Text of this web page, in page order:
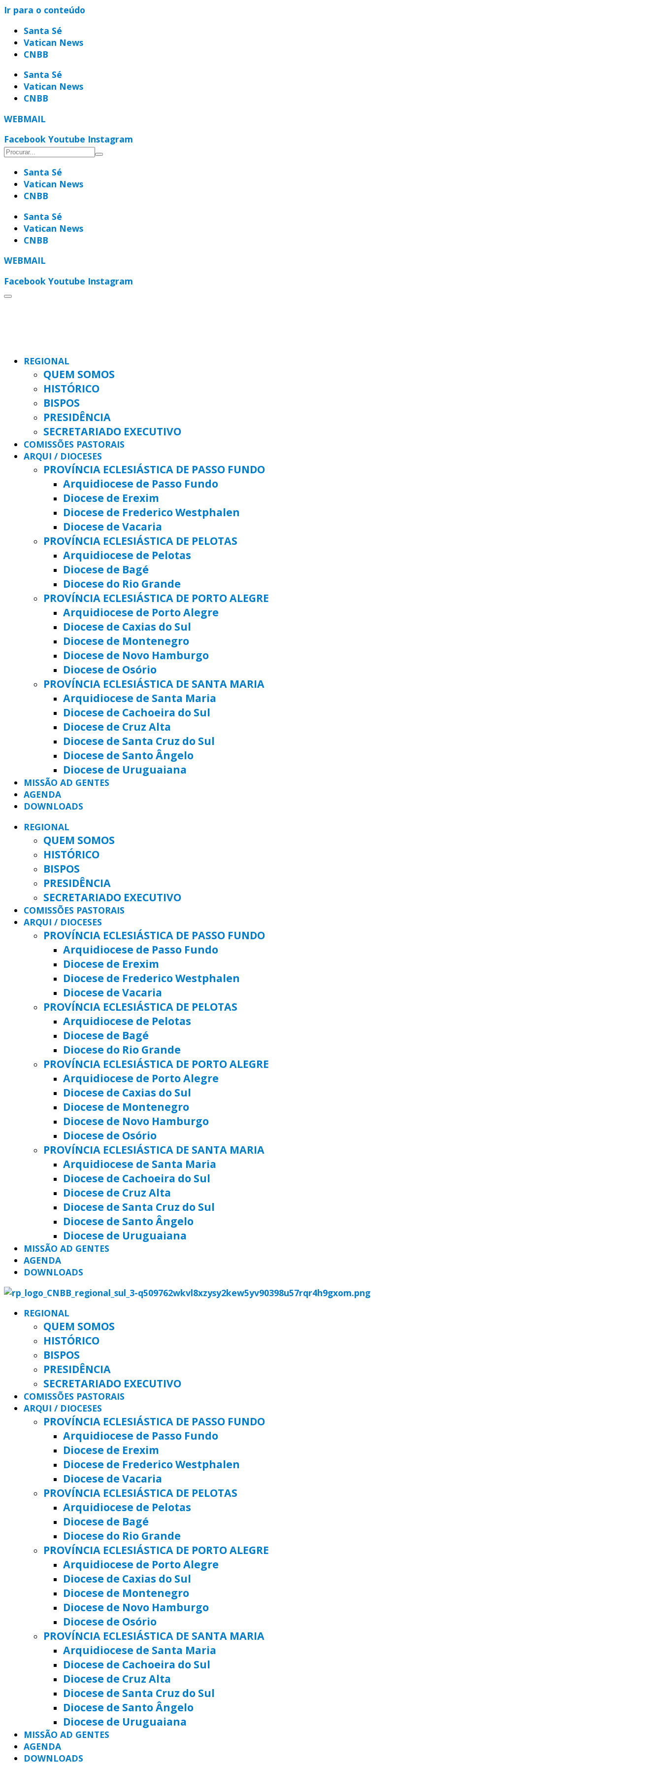
Ir para o conteúdo
Santa Sé
Vatican News
CNBB
Santa Sé
Vatican News
CNBB
WEBMAIL
Facebook Youtube Instagram
Santa Sé
Vatican News
CNBB
Santa Sé
Vatican News
CNBB
WEBMAIL
Facebook Youtube Instagram
REGIONAL
QUEM SOMOS
HISTÓRICO
BISPOS
PRESIDÊNCIA
SECRETARIADO EXECUTIVO
COMISSÕES PASTORAIS
ARQUI / DIOCESES
PROVÍNCIA ECLESIÁSTICA DE PASSO FUNDO
Arquidiocese de Passo Fundo
Diocese de Erexim
Diocese de Frederico Westphalen
Diocese de Vacaria
PROVÍNCIA ECLESIÁSTICA DE PELOTAS
Arquidiocese de Pelotas
Diocese de Bagé
Diocese do Rio Grande
PROVÍNCIA ECLESIÁSTICA DE PORTO ALEGRE
Arquidiocese de Porto Alegre
Diocese de Caxias do Sul
Diocese de Montenegro
Diocese de Novo Hamburgo
Diocese de Osório
PROVÍNCIA ECLESIÁSTICA DE SANTA MARIA
Arquidiocese de Santa Maria
Diocese de Cachoeira do Sul
Diocese de Cruz Alta
Diocese de Santa Cruz do Sul
Diocese de Santo Ângelo
Diocese de Uruguaiana
MISSÃO AD GENTES
AGENDA
DOWNLOADS
REGIONAL
QUEM SOMOS
HISTÓRICO
BISPOS
PRESIDÊNCIA
SECRETARIADO EXECUTIVO
COMISSÕES PASTORAIS
ARQUI / DIOCESES
PROVÍNCIA ECLESIÁSTICA DE PASSO FUNDO
Arquidiocese de Passo Fundo
Diocese de Erexim
Diocese de Frederico Westphalen
Diocese de Vacaria
PROVÍNCIA ECLESIÁSTICA DE PELOTAS
Arquidiocese de Pelotas
Diocese de Bagé
Diocese do Rio Grande
PROVÍNCIA ECLESIÁSTICA DE PORTO ALEGRE
Arquidiocese de Porto Alegre
Diocese de Caxias do Sul
Diocese de Montenegro
Diocese de Novo Hamburgo
Diocese de Osório
PROVÍNCIA ECLESIÁSTICA DE SANTA MARIA
Arquidiocese de Santa Maria
Diocese de Cachoeira do Sul
Diocese de Cruz Alta
Diocese de Santa Cruz do Sul
Diocese de Santo Ângelo
Diocese de Uruguaiana
MISSÃO AD GENTES
AGENDA
DOWNLOADS
REGIONAL
QUEM SOMOS
HISTÓRICO
BISPOS
PRESIDÊNCIA
SECRETARIADO EXECUTIVO
COMISSÕES PASTORAIS
ARQUI / DIOCESES
PROVÍNCIA ECLESIÁSTICA DE PASSO FUNDO
Arquidiocese de Passo Fundo
Diocese de Erexim
Diocese de Frederico Westphalen
Diocese de Vacaria
PROVÍNCIA ECLESIÁSTICA DE PELOTAS
Arquidiocese de Pelotas
Diocese de Bagé
Diocese do Rio Grande
PROVÍNCIA ECLESIÁSTICA DE PORTO ALEGRE
Arquidiocese de Porto Alegre
Diocese de Caxias do Sul
Diocese de Montenegro
Diocese de Novo Hamburgo
Diocese de Osório
PROVÍNCIA ECLESIÁSTICA DE SANTA MARIA
Arquidiocese de Santa Maria
Diocese de Cachoeira do Sul
Diocese de Cruz Alta
Diocese de Santa Cruz do Sul
Diocese de Santo Ângelo
Diocese de Uruguaiana
MISSÃO AD GENTES
AGENDA
DOWNLOADS